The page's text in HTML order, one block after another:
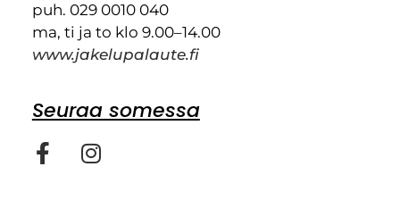
puh. 029 0010 040
ma, ti ja to klo 9.00–14.00
www.jakelupalaute.fi
Seuraa somessa